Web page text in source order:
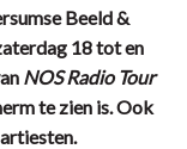
Beeld &
18 tot en
NOS Radio Tour
te zien is. Ook